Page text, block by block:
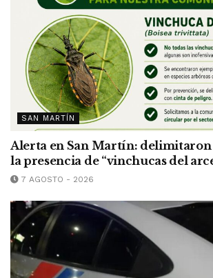
SAN MARTÍN
Alerta en San Martín: delimitaron
la presencia de “vinchucas del
7 AGOSTO - 2026